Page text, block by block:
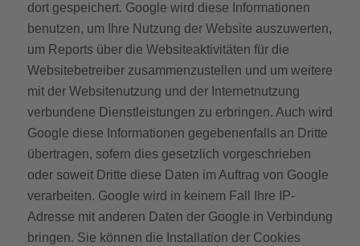
dort gespeichert. Google wird diese Informationen
benutzen, um Ihre Nutzung der Website auszuwerten,
um Reports über die Websiteaktivitäten für die
Websitebetreiber zusammenzustellen und um weitere
mit der Websitenutzung und der Internetnutzung
verbundene Dienstleistungen zu erbringen. Auch wird
Google diese Informationen gegebenenfalls an Dritte
übertragen, sofern dies gesetzlich vorgeschrieben
oder soweit Dritte diese Daten im Auftrag von Google
verarbeiten. Google wird in keinem Fall Ihre IP-
Adresse mit anderen Daten der Google in Verbindung
bringen. Sie können die Installation der Cookies